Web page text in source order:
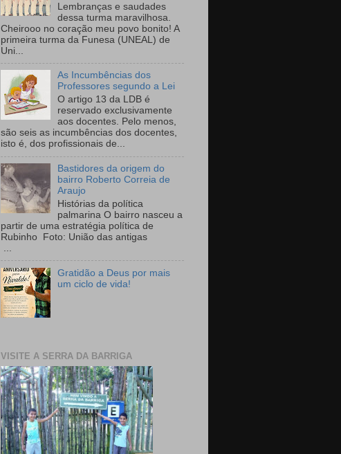
Lembranças e saudades
dessa turma maravilhosa.
Cheirooo no coração meu povo bonito! A
primeira turma da Funesa (UNEAL) de
Uni...
As Incumbências dos
Professores segundo a Lei
O artigo 13 da LDB é
reservado exclusivamente
aos docentes. Pelo menos,
são seis as incumbências dos docentes,
isto é, dos profissionais de...
Bastidores da origem do
bairro Roberto Correia de
Araujo
Histórias da política
palmarina O bairro nasceu a
partir de uma estratégia política de
Rubinho Foto: União das antigas
Gratidão a Deus por mais
um ciclo de vida!
VISITE A SERRA DA BARRIGA